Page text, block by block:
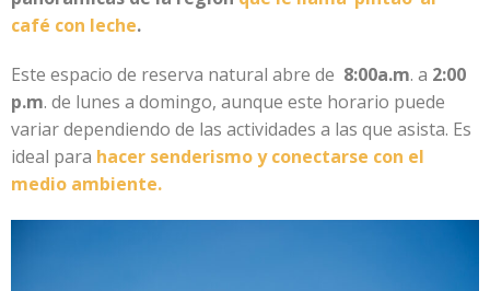
café con leche.
Este espacio de reserva natural abre de 8:00a.m. a 2:00
p.m. de lunes a domingo, aunque este horario puede
variar dependiendo de las actividades a las que asista. Es
ideal para hacer senderismo y conectarse con el
medio ambiente.